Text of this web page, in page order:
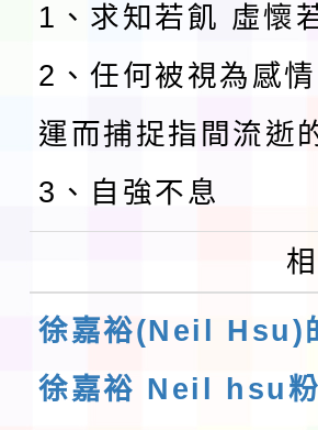
1、求知若飢 虛懷
2、任何被視為感
運而捕捉指間流逝
3、自強不息
徐嘉裕(Neil Hsu)
徐嘉裕 Neil hsu粉